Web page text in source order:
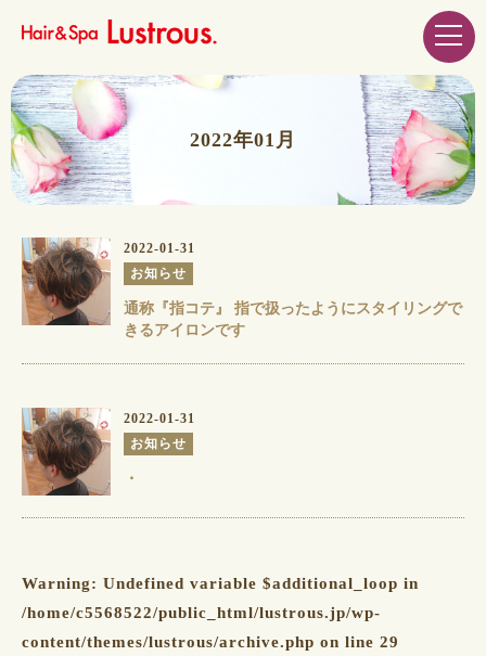
2022年01月
2022-01-31
お知らせ
通称『指コテ』 指で扱ったようにスタイリングで
きるアイロンです
2022-01-31
お知らせ
・
Warning: Undefined variable $additional_loop in
/home/c5568522/public_html/lustrous.jp/wp-
content/themes/lustrous/archive.php on line 29